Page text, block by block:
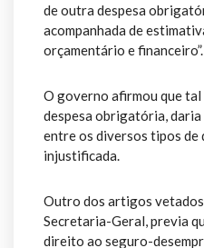
de outra despesa
acompanhada de
orçamentário e financeiro”.
O governo afirmou que
despesa obrigatória,
entre os diversos tipos de
injustificada.
Outro dos artigos
Secretaria-Geral, previa
direito ao seguro-